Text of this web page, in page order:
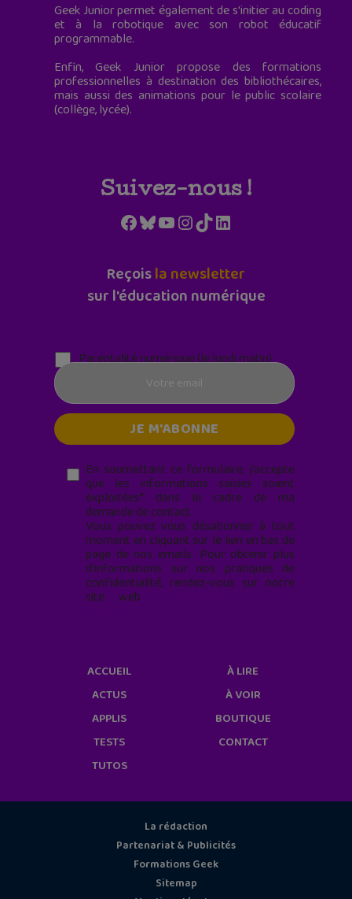
Geek Junior permet également de s'initier au coding
et à la robotique avec son robot éducatif
programmable.
Enfin, Geek Junior propose des formations
professionnelles à destination des bibliothécaires,
mais aussi des animations pour le public scolaire
(collège, lycée).
Suivez-nous !
Facebook
Bluesky
YouTube
Instagram
TikTokLinkedIn
Reçoisla newsletter
sur l'éducation numérique
Parentalité numérique (le lundi matin)
En soumettant ce formulaire, j’accepte
que les informations saisies soient
exploitées* dans le cadre de ma
demande de contact.
Vous pouvez vous désabonner à tout
moment en cliquant sur le lien en bas de
page de nos emails. Pour obtenir plus
d'informations sur nos pratiques de
confidentialité, rendez-vous sur notre
site web
ACCUEIL
ACTUS
APPLIS
TESTS
TUTOS
À LIRE
À VOIR
BOUTIQUE
CONTACT
La rédaction
Partenariat & Publicités
Formations Geek
Sitemap